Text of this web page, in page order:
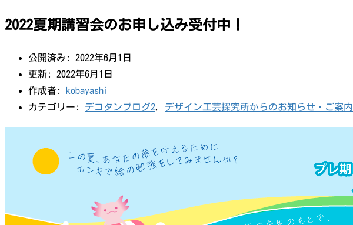
2022夏期講習会のお申し込み受付中！
公開済み: 2022年6月1日
更新: 2022年6月1日
作成者:
kobayashi
カテゴリー: デコタンブログ2, デザイン工芸探究所からのお知らせ・ご案内